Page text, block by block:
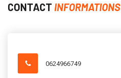
CONTACT INFORMATIONS
0624966749